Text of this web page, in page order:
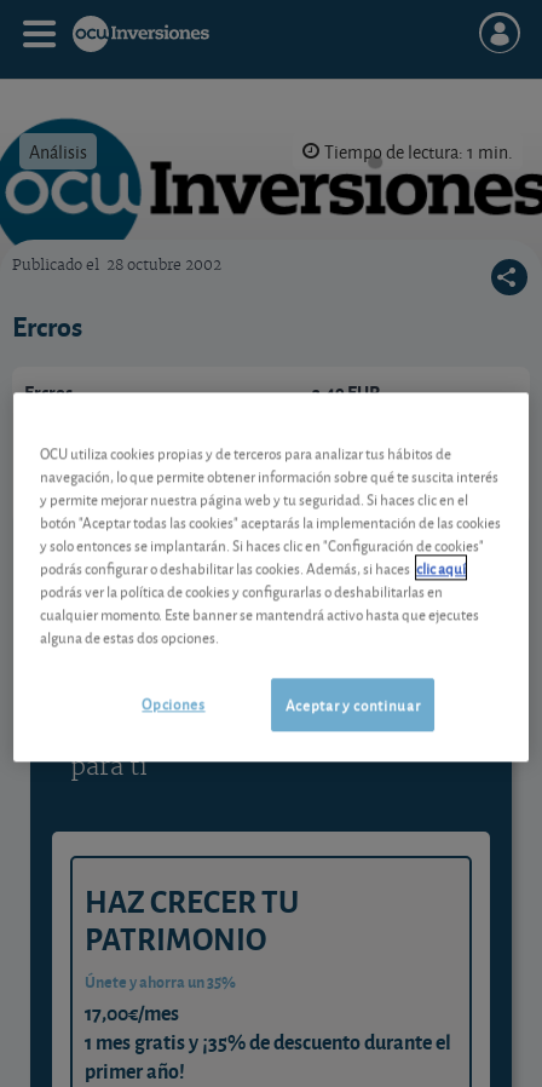
Análisis Tiempo de lectura: 1 min.
Publicado el 28 octubre 2002
Ercros
Ercros
07/08/2026 Madrid
3,49 EUR
Ver detalladamente
Contenido reservado a SOCIOS
Gestiona tu dinero con visión
experta
y consigue que cada euro trabaje
para ti
HAZ CRECER TU
PATRIMONIO
Únete y ahorra un 35%
17,00€/mes
1 mes gratis y ¡35% de descuento durante el
primer año!
OCU utiliza cookies propias y de terceros para analizar tus hábitos de
navegación, lo que permite obtener información sobre qué te suscita interés
y permite mejorar nuestra página web y tu seguridad. Si haces clic en el
botón "Aceptar todas las cookies" aceptarás la implementación de las cookies
y solo entonces se implantarán. Si haces clic en "Configuración de cookies"
podrás configurar o deshabilitar las cookies. Además, si haces clic aquí
podrás ver la política de cookies y configurarlas o deshabilitarlas en
cualquier momento. Este banner se mantendrá activo hasta que ejecutes
alguna de estas dos opciones.
Aceptar y continuar
Opciones